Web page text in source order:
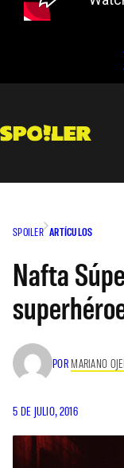
SPOILER ARTÍCULOS
Nafta
POR MARIANO
5 DE JULIO, 2016